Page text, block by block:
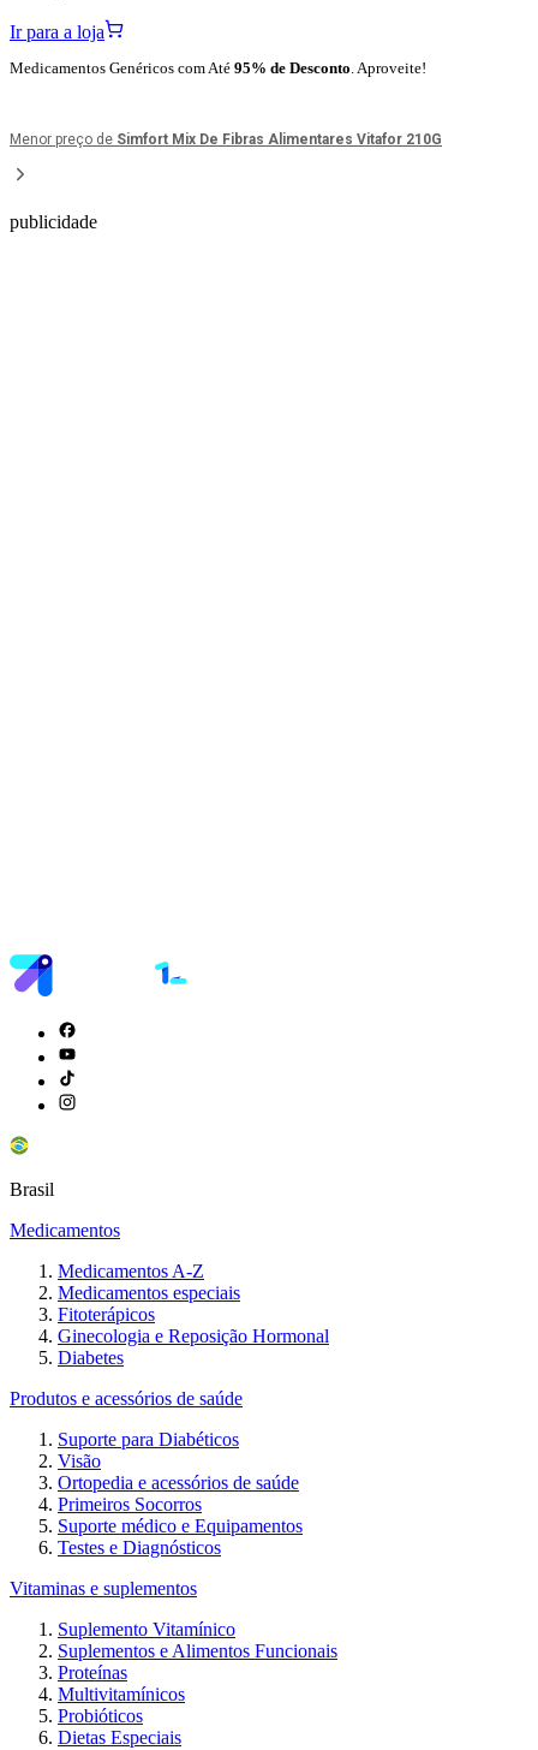
Ir para a loja
Medicamentos Genéricos com Até 95% de Desconto. Aproveite!
Menor preço de Simfort Mix De Fibras Alimentares Vitafor 210G
publicidade
Brasil
Medicamentos
Medicamentos A-Z
Medicamentos especiais
Fitoterápicos
Ginecologia e Reposição Hormonal
Diabetes
Produtos e acessórios de saúde
Suporte para Diabéticos
Visão
Ortopedia e acessórios de saúde
Primeiros Socorros
Suporte médico e Equipamentos
Testes e Diagnósticos
Vitaminas e suplementos
Suplemento Vitamínico
Suplementos e Alimentos Funcionais
Proteínas
Multivitamínicos
Probióticos
Dietas Especiais